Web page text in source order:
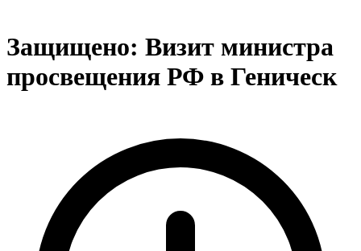
Защищено: Визит министра
просвещения РФ в Геническ